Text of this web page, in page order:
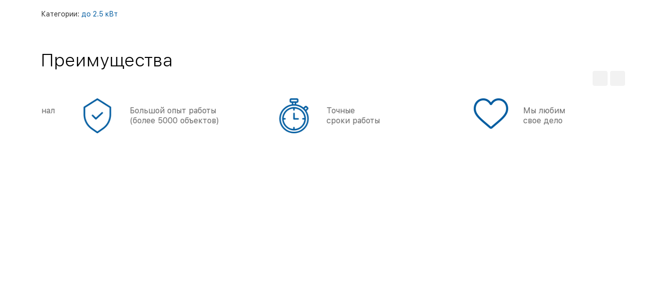
Категории: до 2.5 кВт
Преимущества
Большой опыт работы
(более 5000 объектов)
Точные
сроки работы
Мы любим
свое дело